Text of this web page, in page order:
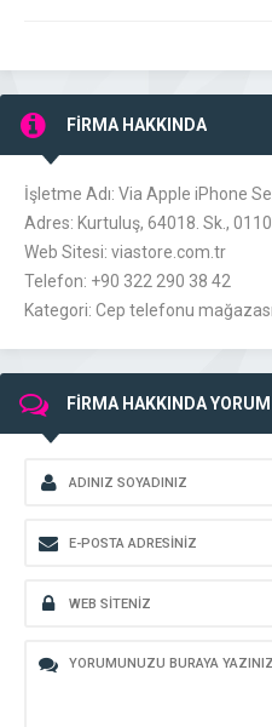
FİRMA HAKKINDA
İşletme Adı: Via Apple iPhone
Adres: Kurtuluş, 64018. Sk.,
Web Sitesi: viastore.com.tr
Telefon: +90 322 290 38 42
Kategori: Cep telefonu mağazası
FİRMA HAKKINDA